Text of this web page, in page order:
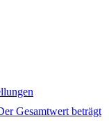
Gesamtwert beträgt